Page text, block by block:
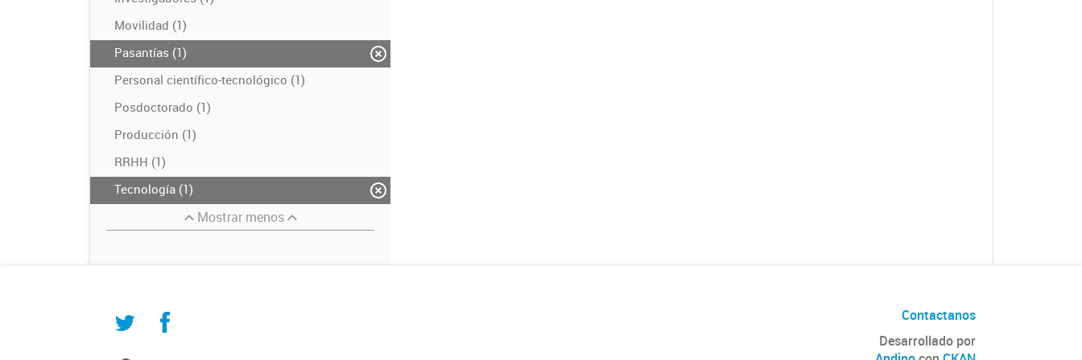
Movilidad (1)
Pasantías (1)
Personal científico-tecnológico (1)
Posdoctorado (1)
Producción (1)
RRHH (1)
Tecnología (1)
Mostrar menos
Contactanos
Desarrollado por